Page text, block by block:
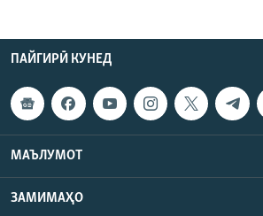
ПАЙГИРӢ КУНЕД
МАЪЛУМОТ
ЗАМИМАҲО